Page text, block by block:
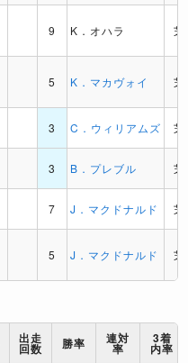
9 K．オハラ 芝
5 K．マカヴォイ 芝
3 C．ウィリアムズ 芝
3 B．プレブル 芝
7 J．マクドナルド 芝
5 J．マクドナルド 芝
出走
回数 勝率 連対
率
3着
内率